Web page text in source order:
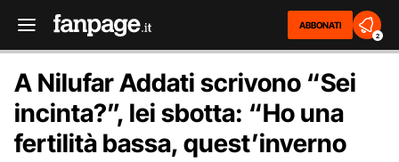
ABBONATI
2
A Nilufar Addati scrivono “Sei
incinta?”, lei sbotta: “Ho una
fertilità bassa, quest’inverno